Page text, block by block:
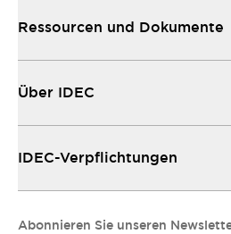
Ressourcen und Dokumente
Über IDEC
IDEC-Verpflichtungen
Abonnieren Sie unseren